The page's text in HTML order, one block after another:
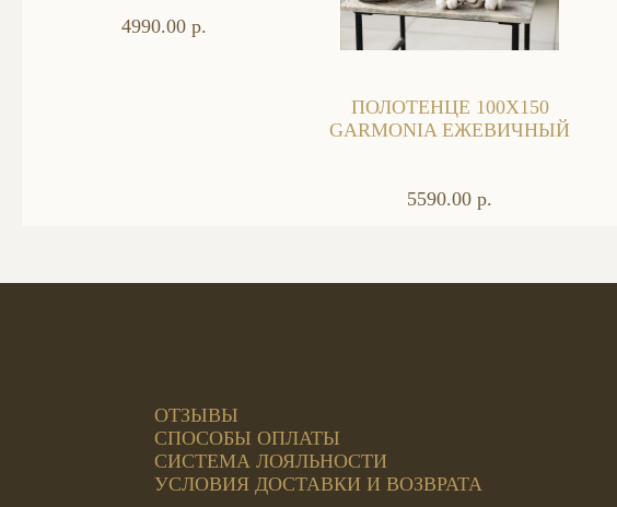
4990.00 р.
ПОЛОТЕНЦЕ 100Х150
GARMONIA ЕЖЕВИЧНЫЙ
5590.00 р.
ОТЗЫВЫ
СПОСОБЫ ОПЛАТЫ
СИСТЕМА ЛОЯЛЬНОСТИ
УСЛОВИЯ ДОСТАВКИ И ВОЗВРАТА